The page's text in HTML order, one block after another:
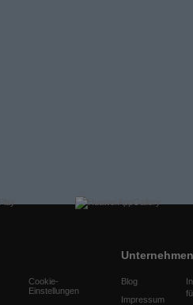
Cookie-
Einstellungen
Unternehmen
Blog
Impressum